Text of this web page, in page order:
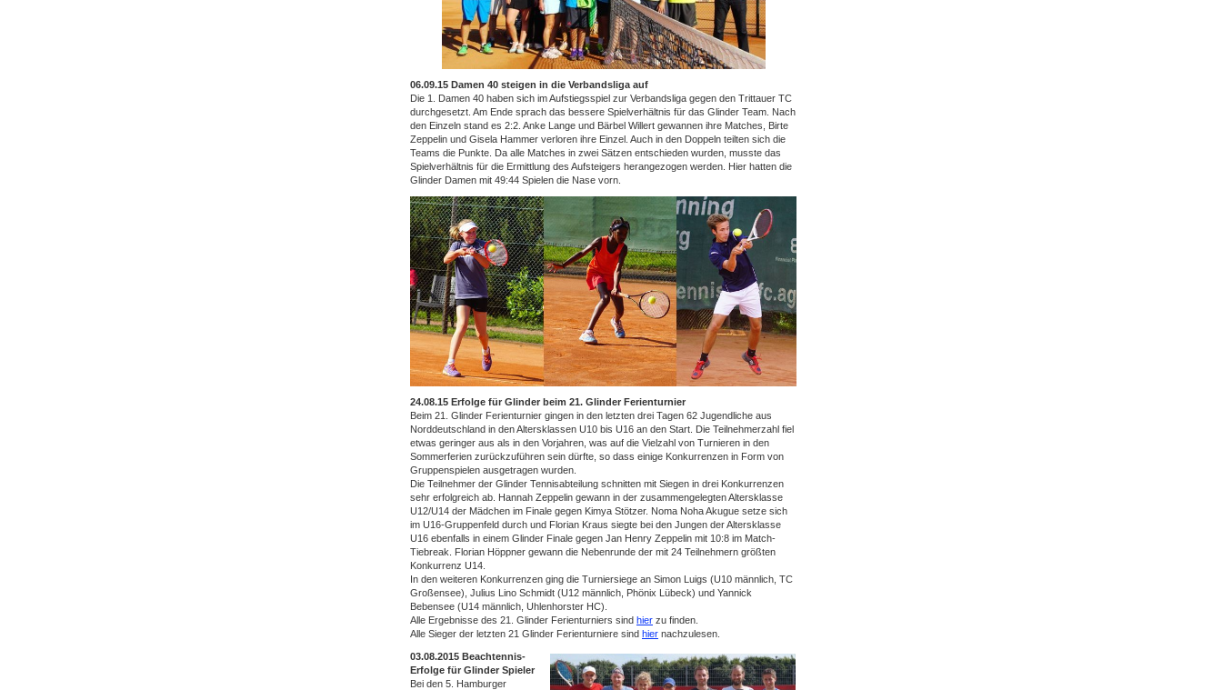
06.09.15 Damen 40 steigen in die Verbandsliga auf
Die 1. Damen 40 haben sich im Aufstiegsspiel zur Verbandsliga gegen den Trittauer TC
durchgesetzt. Am Ende sprach das bessere Spielverhältnis für das Glinder Team. Nach
den Einzeln stand es 2:2. Anke Lange und Bärbel Willert gewannen ihre Matches, Birte
Zeppelin und Gisela Hammer verloren ihre Einzel. Auch in den Doppeln teilten sich die
Teams die Punkte. Da alle Matches in zwei Sätzen entschieden wurden, musste das
Spielverhältnis für die Ermittlung des Aufsteigers herangezogen werden. Hier hatten die
Glinder Damen mit 49:44 Spielen die Nase vorn.
24.08.15 Erfolge für Glinder beim 21. Glinder Ferienturnier
Beim 21. Glinder Ferienturnier gingen in den letzten drei Tagen 62 Jugendliche aus
Norddeutschland in den Altersklassen U10 bis U16 an den Start. Die Teilnehmerzahl fiel
etwas geringer aus als in den Vorjahren, was auf die Vielzahl von Turnieren in den
Sommerferien zurückzuführen sein dürfte, so dass einige Konkurrenzen in Form von
Gruppenspielen ausgetragen wurden.
Die Teilnehmer der Glinder Tennisabteilung schnitten mit Siegen in drei Konkurrenzen
sehr erfolgreich ab. Hannah Zeppelin gewann in der zusammengelegten Altersklasse
U12/U14 der Mädchen im Finale gegen Kimya Stötzer. Noma Noha Akugue setze sich
im U16-Gruppenfeld durch und Florian Kraus siegte bei den Jungen der Altersklasse
U16 ebenfalls in einem Glinder Finale gegen Jan Henry Zeppelin mit 10:8 im Match-
Tiebreak. Florian Höppner gewann die Nebenrunde der mit 24 Teilnehmern größten
Konkurrenz U14.
In den weiteren Konkurrenzen ging die Turniersiege an Simon Luigs (U10 männlich, TC
Großensee), Julius Lino Schmidt (U12 männlich, Phönix Lübeck) und Yannick
Bebensee (U14 männlich, Uhlenhorster HC).
Alle Ergebnisse des 21. Glinder Ferienturniers sind hier zu finden.
Alle Sieger der letzten 21 Glinder Ferienturniere sind hier nachzulesen.
03.08.2015 Beachtennis-
Erfolge für Glinder Spieler
Bei den 5. Hamburger